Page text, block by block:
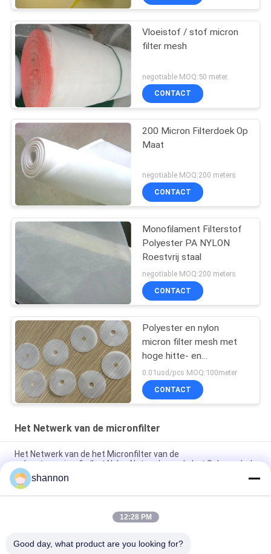
Vloeistof / stof micron
filter mesh
negotiable MOQ:50 meter.
CONTACT
200 Micron Filterdoek Op
Maat
negotiable MOQ:200 meters
CONTACT
Monofilament Filterstof
Polyester PA NYLON
Roestvrij staal
negotiable MOQ:200 meters
CONTACT
Polyester en nylon
micron filter mesh met
hoge hitte- en
zuurbestandheid voor
duurzaamheid
0.01usd/pcs MOQ:100meter
CONTACT
Het Netwerk van de micronfilter
Het Netwerk van de het Micronfilter van de
polyesterserigrafie/het Nylon Netwerk van de het Schermdruk
De industriële Ontzwaveling Mesh Belt Filter Fabric van het
HUISDIERENkalksteen
Monofilament het Micronfilter Mesh Press Filter Cloth van de
shannon
12:28 PM
Good day, what product are you looking for?